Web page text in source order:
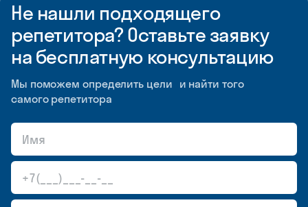
Не нашли подходящего
репетитора? Оставьте заявку
на бесплатную консультацию
Мы поможем определить цели и найти того
самого репетитора